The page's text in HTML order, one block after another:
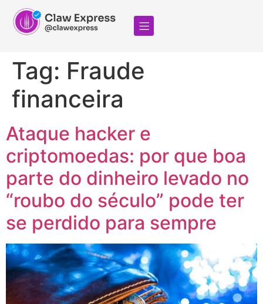
Tag: Fraude
financeira
Ataque hacker e
criptomoedas: por que boa
parte do dinheiro levado no
“roubo do século” pode ter
se perdido para sempre